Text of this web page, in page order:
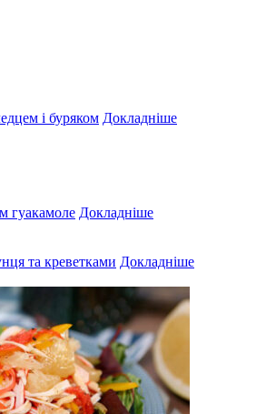
і буряком Докладніше
гуакамоле Докладніше
та креветками Докладніше